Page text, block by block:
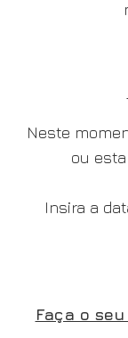
Neste
ou
Insira a
Faça o